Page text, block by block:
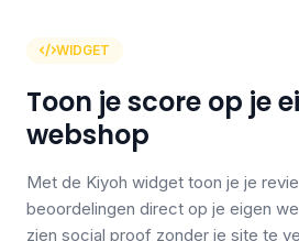
WIDGET
Toon je score op je
webshop
Met de Kiyoh widget toon je je
beoordelingen direct op je eigen
zien social proof zonder je site te